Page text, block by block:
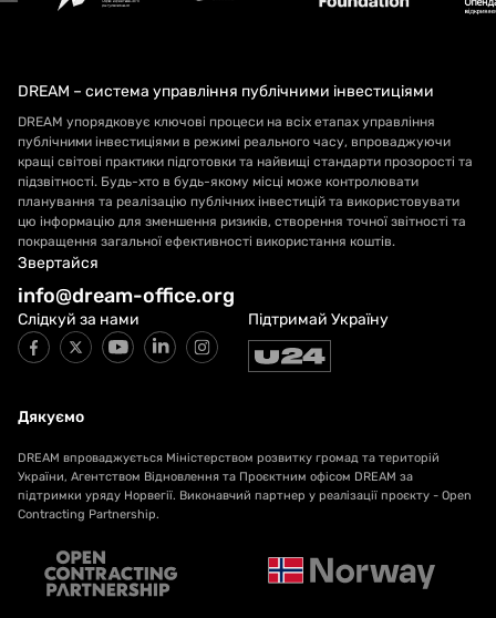
DREAM – система управління публічними інвестиціями
DREAM упорядковує ключові процеси на всіх етапах управління
публічними інвестиціями в режимі реального часу, впроваджуючи
кращі світові практики підготовки та найвищі стандарти прозорості та
підзвітності. Будь-хто в будь-якому місці може контролювати
планування та реалізацію публічних інвестицій та використовувати
цю інформацію для зменшення ризиків, створення точної звітності та
покращення загальної ефективності використання коштів.
Звертайся
info@dream-office.org
Слідкуй за нами Підтримай Україну
Дякуємо
DREAM впроваджується Міністерством розвитку громад та територій
України, Агентством Відновлення та Проєктним офісом DREAM за
підтримки уряду Норвегії. Виконавчий партнер у реалізації проєкту - Open
Contracting Partnership.